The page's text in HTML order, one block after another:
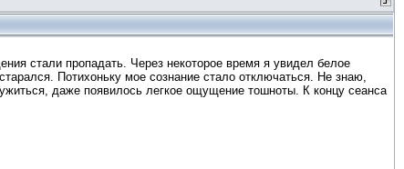
стали пропадать. Через некоторое время я увидел белое
Потихоньку мое сознание стало отключаться. Не знаю,
даже появилось легкое ощущение тошноты. К концу сеанса